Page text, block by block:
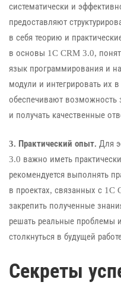
систематически и
предоставляют
в себя теорию и
в основы 1C CRM 3.0,
язык программирования и
модули и интегрировать их
обеспечивают возможность
и получать качественные
3. Практический опыт. Для
3.0 важно иметь
рекомендуется выполнять
в проектах, связанных с
закрепить полученные
решать реальные проблемы
столкнуться в будущей
Секреты